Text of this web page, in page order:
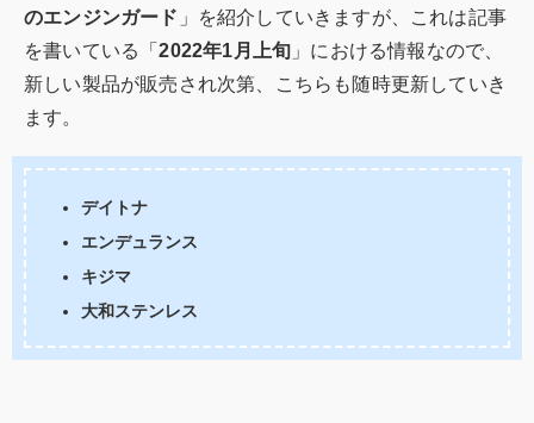
のエンジンガード 」を紹介していきますが、これは記事
を書いている「2022年1月上旬 」における情報なので、
新しい製品が販売され次第、こちらも随時更新していき
ます。
デイトナ
エンデュランス
キジマ
大和ステンレス